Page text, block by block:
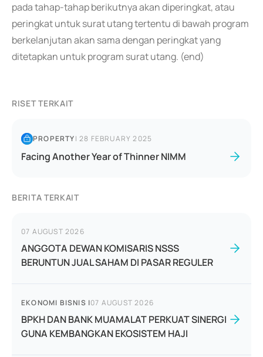
pada tahap-tahap berikutnya akan diperingkat, atau
peringkat untuk surat utang tertentu di bawah program
berkelanjutan akan sama dengan peringkat yang
ditetapkan untuk program surat utang. (end)
RISET TERKAIT
PROPERTY|28 FEBRUARY 2025
Facing Another Year of Thinner NIMM
BERITA TERKAIT
07 AUGUST 2026
ANGGOTA DEWAN KOMISARIS NSSS
BERUNTUN JUAL SAHAM DI PASAR REGULER
EKONOMI BISNIS |07 AUGUST 2026
BPKH DAN BANK MUAMALAT PERKUAT SINERGI
GUNA KEMBANGKAN EKOSISTEM HAJI